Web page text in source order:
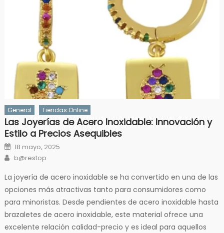
General Tiendas Online
Las Joyerías de Acero Inoxidable: Innovación y
Estilo a Precios Asequibles
Posted
on
18 mayo, 2025
Author
b@restop
La joyería de acero inoxidable se ha convertido en una de las
opciones más atractivas tanto para consumidores como
para minoristas. Desde pendientes de acero inoxidable hasta
brazaletes de acero inoxidable, este material ofrece una
excelente relación calidad-precio y es ideal para aquellos